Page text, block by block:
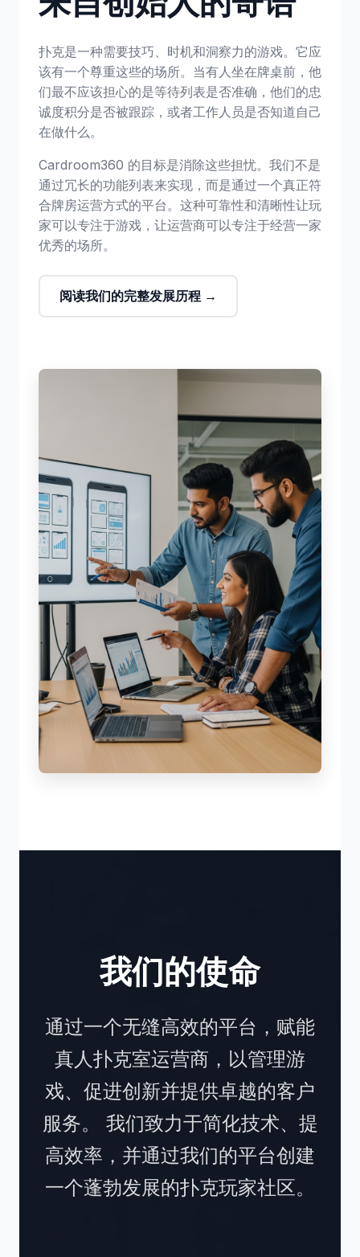
扑克是一种需要技巧、时机和洞察力的游戏。它应
该有一个尊重这些的场所。当有人坐在牌桌前，他
们最不应该担心的是等待列表是否准确，他们的忠
诚度积分是否被跟踪，或者工作人员是否知道自己
在做什么。
Cardroom360 的目标是消除这些担忧。我们不是
通过冗长的功能列表来实现，而是通过一个真正符
合牌房运营方式的平台。这种可靠性和清晰性让玩
家可以专注于游戏，让运营商可以专注于经营一家
优秀的场所。
阅读我们的完整发展历程 →
我们的使命
通过一个无缝高效的平台，赋能
真人扑克室运营商，以管理游
戏、促进创新并提供卓越的客户
服务。 我们致力于简化技术、提
高效率，并通过我们的平台创建
一个蓬勃发展的扑克玩家社区。